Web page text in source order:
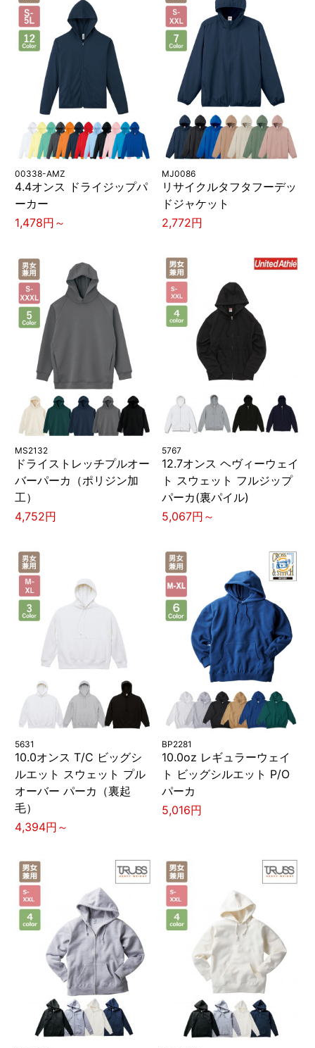
00338-AMZ
4.4オンス ドライジップパ
ーカー
1,478円～
MJ0086
リサイクルタフタフーデッ
ドジャケット
2,772円
MS2132
ドライストレッチプルオー
バーパーカ（ポリジン加
工）
4,752円
5767
12.7オンス ヘヴィーウェイ
ト スウェット フルジップ
パーカ(裏パイル)
5,067円～
5631
10.0オンス T/C ビッグシ
ルエット スウェット プル
オーバー パーカ（裏起
毛）
4,394円～
BP2281
10.0oz レギュラーウェイ
ト ビッグシルエット P/O
パーカ
5,016円